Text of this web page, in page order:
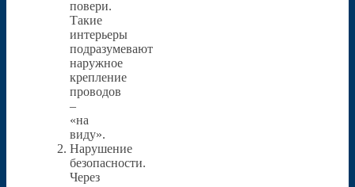
повери.
Такие
интерьеры
подразумевают
наружное
крепление
проводов
–
«на
виду».
Нарушение
безопасности.
Через